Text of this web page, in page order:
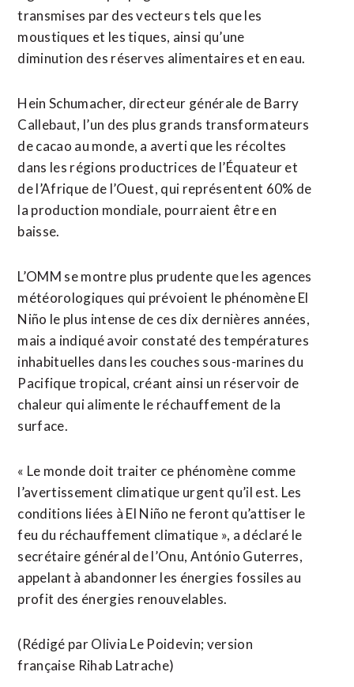
transmises ​par des vecteurs tels que les
moustiques et les tiques, ainsi qu’une
diminution des réserves alimentaires et en eau.
Hein Schumacher, directeur générale de Barry
Callebaut, ‌l’un des plus grands transformateurs ​
de cacao au monde, a averti que les récoltes
dans les régions productrices de l’Équateur et
de l’Afrique de ​l’Ouest, qui représentent 60% de
la production mondiale, pourraient être en
baisse.
L’OMM se montre plus prudente que les agences
météorologiques qui prévoient le phénomène El
Niño le plus intense de ces dix dernières années,
mais a indiqué avoir constaté des températures
inhabituelles dans les couches sous-marines du
Pacifique tropical, créant ainsi un réservoir de
chaleur qui alimente le réchauffement de la
surface.
« Le monde doit traiter ce ⁠phénomène comme
l’avertissement climatique urgent qu’il est. Les
conditions liées à El Niño ne feront qu’attiser le
feu du réchauffement climatique », a déclaré le
secrétaire général de l’Onu, António Guterres,
appelant ​à abandonner les énergies fossiles au
profit des énergies renouvelables.
(Rédigé par ​Olivia Le Poidevin; version
française Rihab Latrache)